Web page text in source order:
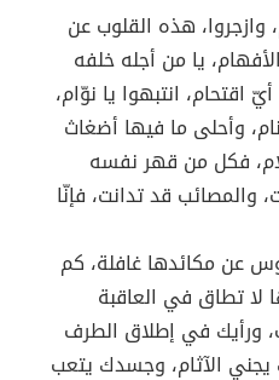
هذه القلوب عن
يا من أجله خلفه
اقتحام، انتبهوا يا نوّام،
وأحلى ما فيها أضغاث
فكل من قهر نفسه
قد تدانت، فإنّا
عن مكائدها غافلة، كم
لا تطاق في العاقبة
ورأيك في إطلاق الطرف
الآثام، وجسدك يتعب